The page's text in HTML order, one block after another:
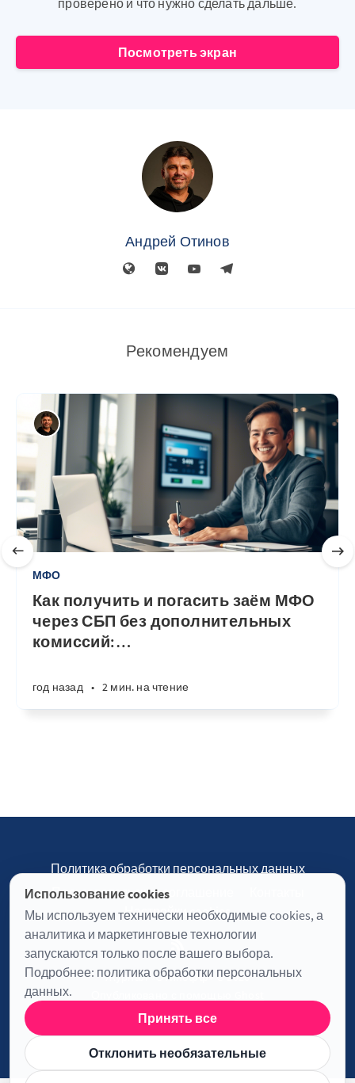
проверено и что нужно сделать дальше.
Посмотреть экран
Андрей Отинов
Рекомендуем
МФО
Как получить и погасить заём МФО
через СБП без дополнительных
комиссий:…
год назад • 2 мин. на чтение
Использование cookies
Мы используем технически необходимые cookies, а
аналитика и маркетинговые технологии
запускаются только после вашего выбора.
Подробнее: политика обработки персональных
данных.
Принять все
Отклонить необязательные
Политика обработки персональных данных
Пользовательское соглашение
Настройки cookies
Журнал «Отинофф» © 2026
Информация о лицензии JavaScript